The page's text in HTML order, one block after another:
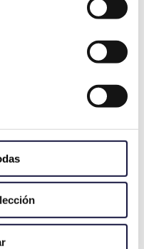
por el
más
son: